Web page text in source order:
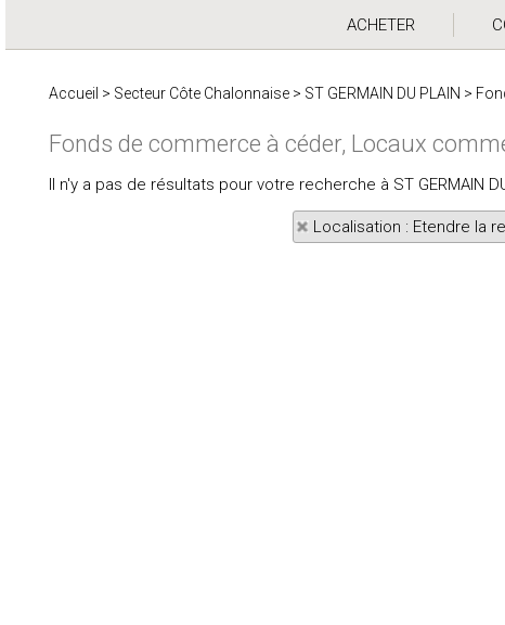
ACHETER
Accueil > Secteur Côte Chalonnaise > ST GERMAIN DU PLAIN >
Fonds de commerce à céder, Locaux
Il n'y a pas de résultats pour votre recherche à ST GERMAIN
Localisation : Etendre la